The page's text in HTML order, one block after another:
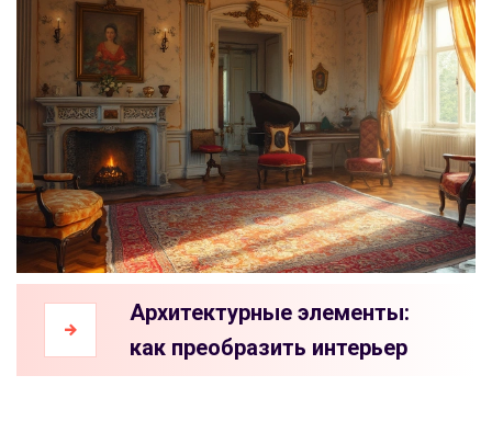
Архитектурные элементы:
как преобразить интерьер